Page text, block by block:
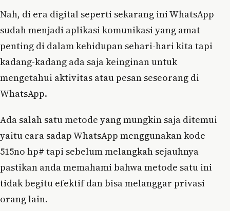
Nah, di era digital seperti sekarang ini WhatsApp
sudah menjadi aplikasi komunikasi yang amat
penting di dalam kehidupan sehari-hari kita tapi
kadang-kadang ada saja keinginan untuk
mengetahui aktivitas atau pesan seseorang di
WhatsApp.
Ada salah satu metode yang mungkin saja ditemui
yaitu cara sadap WhatsApp menggunakan kode
515no hp# tapi sebelum melangkah sejauhnya
pastikan anda memahami bahwa metode satu ini
tidak begitu efektif dan bisa melanggar privasi
orang lain.